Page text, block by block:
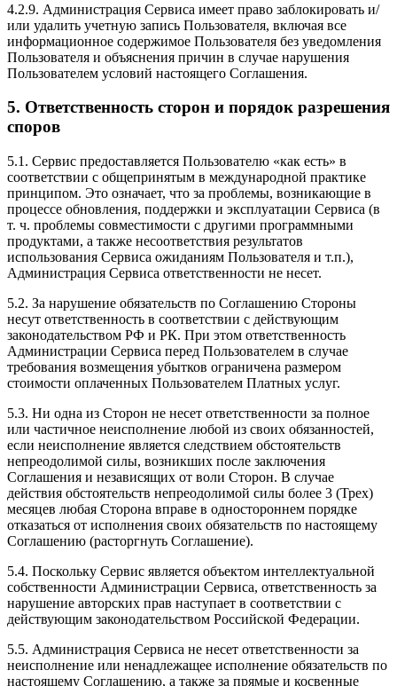
4.2.9. Администрация Сервиса имеет право заблокировать и/
или удалить учетную запись Пользователя, включая все
информационное содержимое Пользователя без уведомления
Пользователя и объяснения причин в случае нарушения
Пользователем условий настоящего Соглашения.
5. Ответственность сторон и порядок разрешения
споров
5.1. Сервис предоставляется Пользователю «как есть» в
соответствии с общепринятым в международной практике
принципом. Это означает, что за проблемы, возникающие в
процессе обновления, поддержки и эксплуатации Сервиса (в
т. ч. проблемы совместимости с другими программными
продуктами, а также несоответствия результатов
использования Сервиса ожиданиям Пользователя и т.п.),
Администрация Сервиса ответственности не несет.
5.2. За нарушение обязательств по Соглашению Стороны
несут ответственность в соответствии с действующим
законодательством РФ и РК. При этом ответственность
Администрации Сервиса перед Пользователем в случае
требования возмещения убытков ограничена размером
стоимости оплаченных Пользователем Платных услуг.
5.3. Ни одна из Сторон не несет ответственности за полное
или частичное неисполнение любой из своих обязанностей,
если неисполнение является следствием обстоятельств
непреодолимой силы, возникших после заключения
Соглашения и независящих от воли Сторон. В случае
действия обстоятельств непреодолимой силы более 3 (Трех)
месяцев любая Сторона вправе в одностороннем порядке
отказаться от исполнения своих обязательств по настоящему
Соглашению (расторгнуть Соглашение).
5.4. Поскольку Сервис является объектом интеллектуальной
собственности Администрации Сервиса, ответственность за
нарушение авторских прав наступает в соответствии с
действующим законодательством Российской Федерации.
5.5. Администрация Сервиса не несет ответственности за
неисполнение или ненадлежащее исполнение обязательств по
настоящему Соглашению, а также за прямые и косвенные